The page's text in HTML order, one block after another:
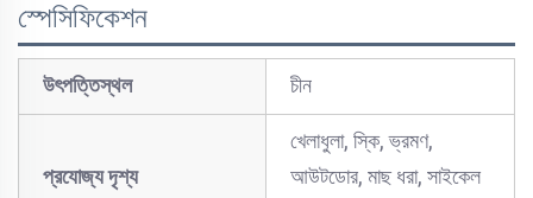
স্পেসিফিকেশন
উৎপত্তিস্থল চীন
প্রযোজ্য দৃশ্য
খেলাধুলা, স্কি, ভ্রমণ,
আউটডোর, মাছ ধরা, সাইকেল